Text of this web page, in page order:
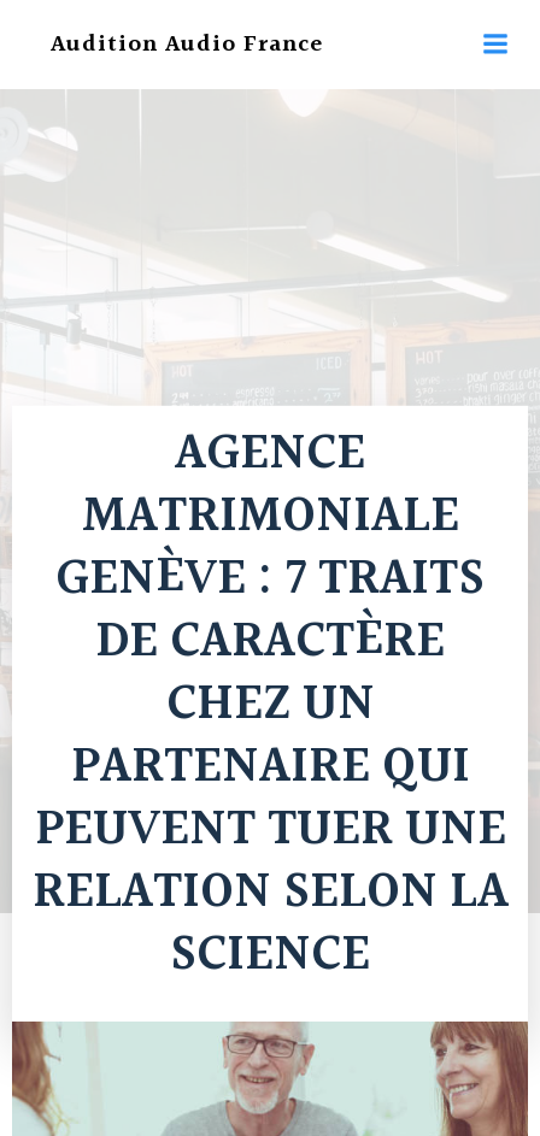
au
Audition Audio France
AGENCE
MATRIMONIALE
GENÈVE : 7 TRAITS
DE CARACTÈRE
CHEZ UN
PARTENAIRE QUI
PEUVENT TUER UNE
RELATION SELON LA
SCIENCE